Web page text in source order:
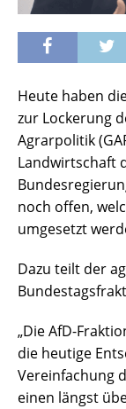
Heute haben
zur Lockerung
Agrarpolitik
Landwirtschaft
noch offen,
umgesetzt
Dazu teilt der
„Die AfD-
die heutige
Vereinfachung
einen längst